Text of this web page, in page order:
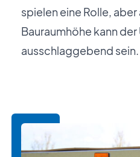
spielen eine Rolle,
Bauraumhöhe kann
ausschlaggebend sein.